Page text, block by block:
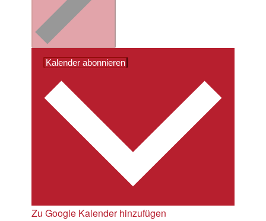
Kalender abonnieren
Zu Google Kalender hinzufügen